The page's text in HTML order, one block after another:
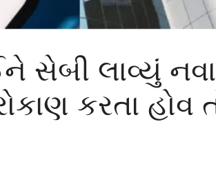
સેબી લાવ્યું નવા
કરતા હોવ